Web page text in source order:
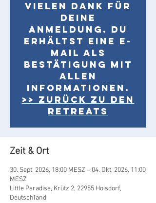
Vielen Dank für
Deine
Anmeldung. Du
erhältst eine E-
Mail als
Bestätigung mit
allen
Informationen.
>> Zurück zu den
Retreats
Zeit & Ort
30. Sept. 2026, 18:00 MESZ – 04. Okt. 2026, 11:00
MESZ
Little Paradise, Krütz 2, 22955 Hoisdorf,
Deutschland